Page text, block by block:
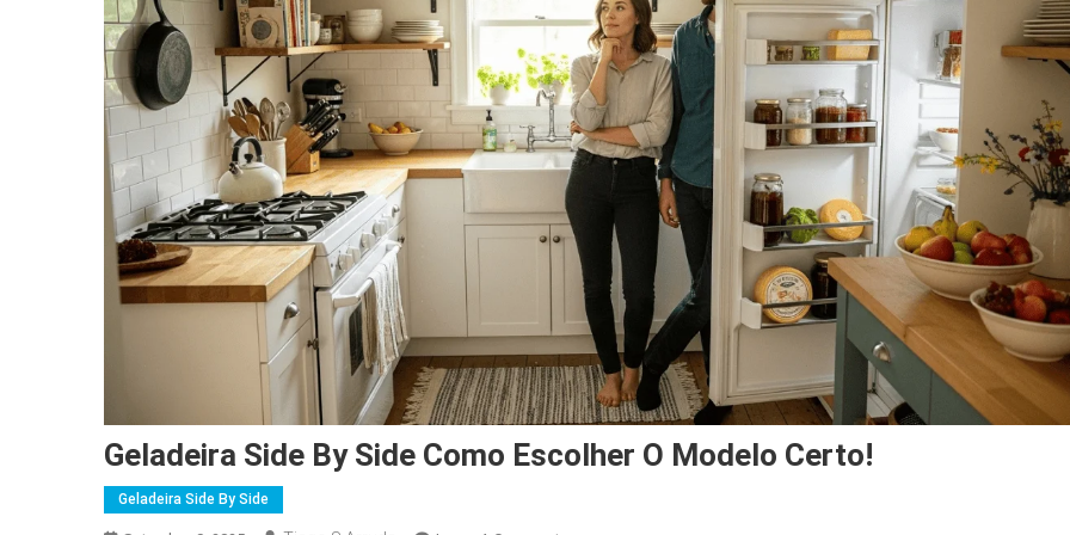
Geladeira Side By Side Como Escolher O Modelo Certo!
Geladeira Side By Side